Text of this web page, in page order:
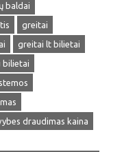
baldai
greitai
greitai lt bilietai
bilietai
draudimas kaina